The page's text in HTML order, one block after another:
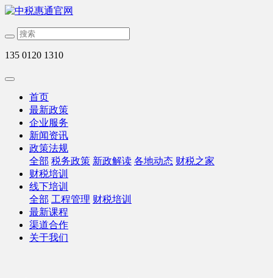
135 0120 1310
首页
最新政策
企业服务
新闻资讯
政策法规
全部 税务政策 新政解读 各地动态 财税之家
财税培训
线下培训
全部 工程管理 财税培训
最新课程
渠道合作
关于我们